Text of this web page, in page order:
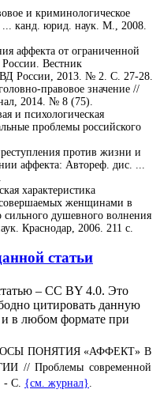
и криминологическое
... канд. юрид. наук. М., 2008.
аффекта от ограниченной
Вестник
России, 2013. № 2. С. 27-28.
правовое значение //
2014. № 8 (75).
и психологическая
проблемы российского
против жизни и
аффекта: Автореф. дис. ...
характеристика
женщинами в
душевного волнения
Краснодар, 2006. 211 с.
статьи
– CC BY 4.0. Это
цитировать данную
в любом формате при
ПОНЯТИЯ «АФФЕКТ» В
Проблемы современной
- С. {см. журнал}